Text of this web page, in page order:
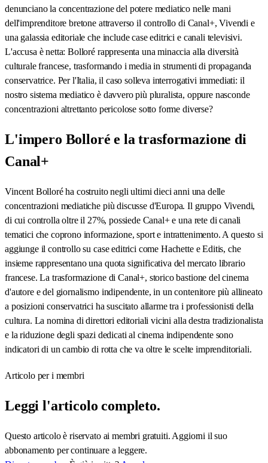
denunciano la concentrazione del potere mediatico nelle mani
dell'imprenditore bretone attraverso il controllo di Canal+, Vivendi e
una galassia editoriale che include case editrici e canali televisivi.
L'accusa è netta: Bolloré rappresenta una minaccia alla diversità
culturale francese, trasformando i media in strumenti di propaganda
conservatrice. Per l'Italia, il caso solleva interrogativi immediati: il
nostro sistema mediatico è davvero più pluralista, oppure nasconde
concentrazioni altrettanto pericolose sotto forme diverse?
L'impero Bolloré e la trasformazione di
Canal+
Vincent Bolloré ha costruito negli ultimi dieci anni una delle
concentrazioni mediatiche più discusse d'Europa. Il gruppo Vivendi,
di cui controlla oltre il 27%, possiede Canal+ e una rete di canali
tematici che coprono informazione, sport e intrattenimento. A questo si
aggiunge il controllo su case editrici come Hachette e Editis, che
insieme rappresentano una quota significativa del mercato librario
francese. La trasformazione di Canal+, storico bastione del cinema
d'autore e del giornalismo indipendente, in un contenitore più allineato
a posizioni conservatrici ha suscitato allarme tra i professionisti della
cultura. La nomina di direttori editoriali vicini alla destra tradizionalista
e la riduzione degli spazi dedicati al cinema indipendente sono
indicatori di un cambio di rotta che va oltre le scelte imprenditoriali.
Articolo per i membri
Leggi l'articolo completo.
Questo articolo è riservato ai membri gratuiti. Aggiorni il suo
abbonamento per continuare a leggere.